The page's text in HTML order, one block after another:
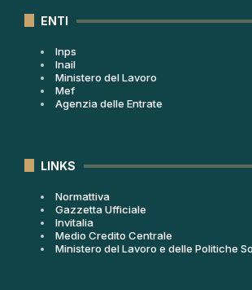
ENTI
Inps
Inail
Ministero del Lavoro
Mef
Agenzia delle Entrate
LINKS
Normattiva
Gazzetta Ufficiale
Invitalia
Medio Credito Centrale
Ministero del Lavoro e delle Politiche